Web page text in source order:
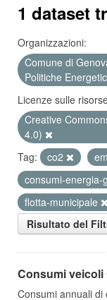
1 dataset
Organizzazioni:
Comune di
Politiche
Licenze sulle
Creative
4.0)
Tag:
co2
consumi-energia-
flotta-municipale
Risultato del
Consumi veicoli
Consumi annuali